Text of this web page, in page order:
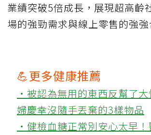
業績突破5倍成長，展現超高齡
場的強勁需求與線上零售的強強
💪更多健康推薦
‧被認為無用的東西反幫了
婦慶幸沒隨手丟棄的3樣物品
‧健檢血糖正常別安心太早